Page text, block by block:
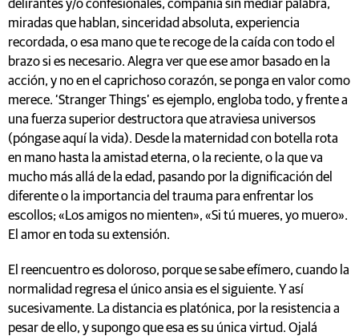
delirantes y/o confesionales, compañía sin mediar palabra,
miradas que hablan, sinceridad absoluta, experiencia
recordada, o esa mano que te recoge de la caída con todo el
brazo si es necesario. Alegra ver que ese amor basado en la
acción, y no en el caprichoso corazón, se ponga en valor como
merece. ‘Stranger Things’ es ejemplo, engloba todo, y frente a
una fuerza superior destructora que atraviesa universos
(póngase aquí la vida). Desde la maternidad con botella rota
en mano hasta la amistad eterna, o la reciente, o la que va
mucho más allá de la edad, pasando por la dignificación del
diferente o la importancia del trauma para enfrentar los
escollos; «Los amigos no mienten», «Si tú mueres, yo muero».
El amor en toda su extensión.
El reencuentro es doloroso, porque se sabe efímero, cuando la
normalidad regresa el único ansia es el siguiente. Y así
sucesivamente. La distancia es platónica, por la resistencia a
pesar de ello, y supongo que esa es su única virtud. Ojalá